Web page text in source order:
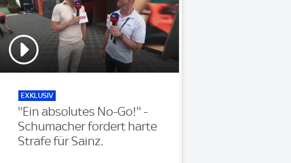
EXKLUSIV
''Ein absolutes No-Go!'' -
Schumacher fordert harte
Strafe für Sainz.